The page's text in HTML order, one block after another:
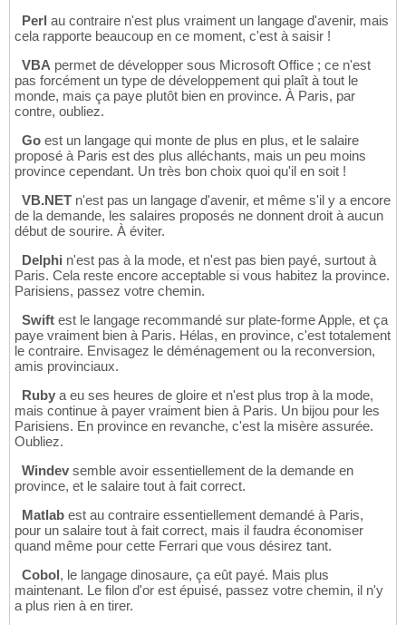
Perl au contraire n'est plus vraiment un langage d'avenir, mais
cela rapporte beaucoup en ce moment, c'est à saisir !
VBA permet de développer sous Microsoft Office ; ce n'est
pas forcément un type de développement qui plaît à tout le
monde, mais ça paye plutôt bien en province. À Paris, par
contre, oubliez.
Go est un langage qui monte de plus en plus, et le salaire
proposé à Paris est des plus alléchants, mais un peu moins
province cependant. Un très bon choix quoi qu'il en soit !
VB.NET n'est pas un langage d'avenir, et même s'il y a encore
de la demande, les salaires proposés ne donnent droit à aucun
début de sourire. À éviter.
Delphi n'est pas à la mode, et n'est pas bien payé, surtout à
Paris. Cela reste encore acceptable si vous habitez la province.
Parisiens, passez votre chemin.
Swift est le langage recommandé sur plate-forme Apple, et ça
paye vraiment bien à Paris. Hélas, en province, c'est totalement
le contraire. Envisagez le déménagement ou la reconversion,
amis provinciaux.
Ruby a eu ses heures de gloire et n'est plus trop à la mode,
mais continue à payer vraiment bien à Paris. Un bijou pour les
Parisiens. En province en revanche, c'est la misère assurée.
Oubliez.
Windev semble avoir essentiellement de la demande en
province, et le salaire tout à fait correct.
Matlab est au contraire essentiellement demandé à Paris,
pour un salaire tout à fait correct, mais il faudra économiser
quand même pour cette Ferrari que vous désirez tant.
Cobol, le langage dinosaure, ça eût payé. Mais plus
maintenant. Le filon d'or est épuisé, passez votre chemin, il n'y
a plus rien à en tirer.